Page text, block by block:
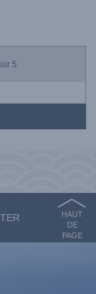
5
HAUT
DE
PAGE